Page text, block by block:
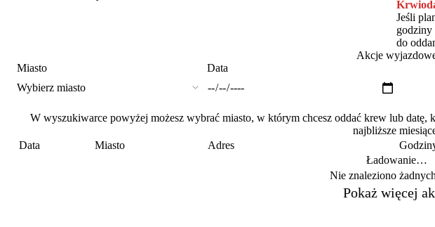
Jeśli
godziny
do
Akcje
Miasto
Data
W wyszukiwarce powyżej możesz wybrać miasto, w którym chcesz oddać krew lub
najbliższe
Data
Miasto Adres
Ładowanie…
Nie znaleziono
Pokaż więcej